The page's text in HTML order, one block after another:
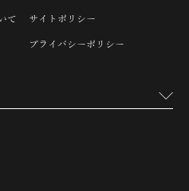
て
サイトポリシー
プライバシーポリシー